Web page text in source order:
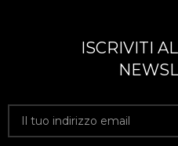
ISCRIVITI